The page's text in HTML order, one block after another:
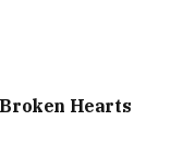
Hearts